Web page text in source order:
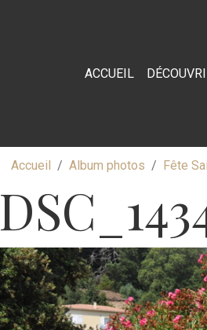
ACCUEIL
Accueil Album photos Fête